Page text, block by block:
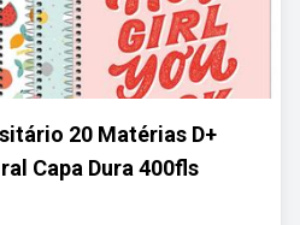
20 Matérias D+
Capa Dura 400fls